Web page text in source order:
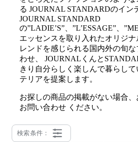
る JOURNAL STANDARDのイン
JOURNAL STANDARD
の”LADIE’S”、”L’ESSAGE”、
エッセンスを取り入れたオリジナ
レンドを感じられる国内外の旬
わせ、 JOURNALくんと
きり自分らしく楽しんで暮らし
テリアを提案します。
お探しの商品の掲載がない場合、
お問い合わせ ください。
検索条件：